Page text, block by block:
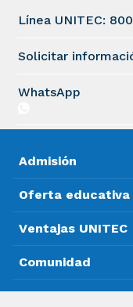
Línea UNITEC:
Solicitar
WhatsApp
Admisión
Oferta educativa
Ventajas UNITEC
Comunidad